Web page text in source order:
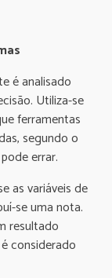
é analisado
Utiliza-se
ferramentas
segundo o
errar.
as variáveis de
se uma nota.
resultado
considerado